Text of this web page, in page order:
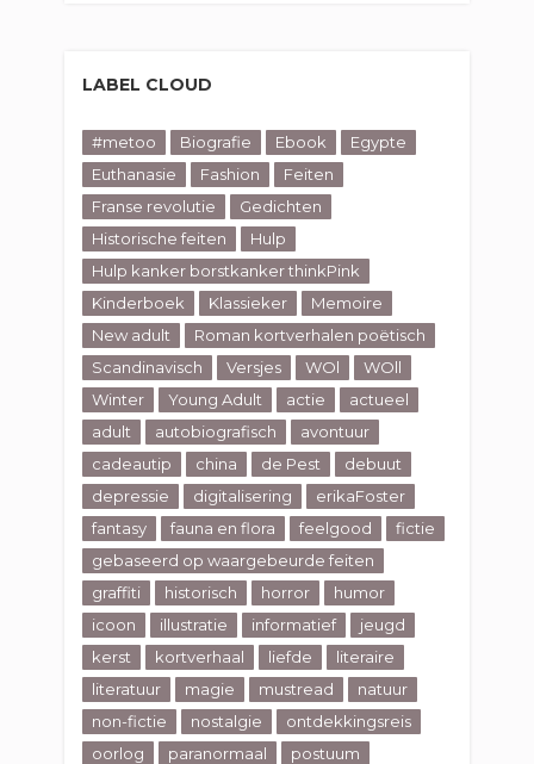
LABEL CLOUD
#metoo Biografie Ebook
Egypte
Euthanasie
Fashion
Feiten
Franse revolutie
Gedichten
Historische feiten
Hulp
Hulp kanker borstkanker thinkPink
Kinderboek
Klassieker
Memoire
New adult
Roman kortverhalen poëtisch
Scandinavisch
Versjes WOl
WOll
Winter
Young Adult actie
actueel
adult
autobiografisch
avontuur
cadeautip
china de Pest
debuut
depressie
digitalisering
erikaFoster
fantasy
fauna en flora feelgood
fictie
gebaseerd op waargebeurde feiten
graffiti
historisch horror
humor
icoon
illustratie informatief
jeugd
kerst
kortverhaal liefde
literaire
literatuur
magie mustread
natuur
non-fictie
nostalgie
ontdekkingsreis
oorlog
paranormaal
postuum